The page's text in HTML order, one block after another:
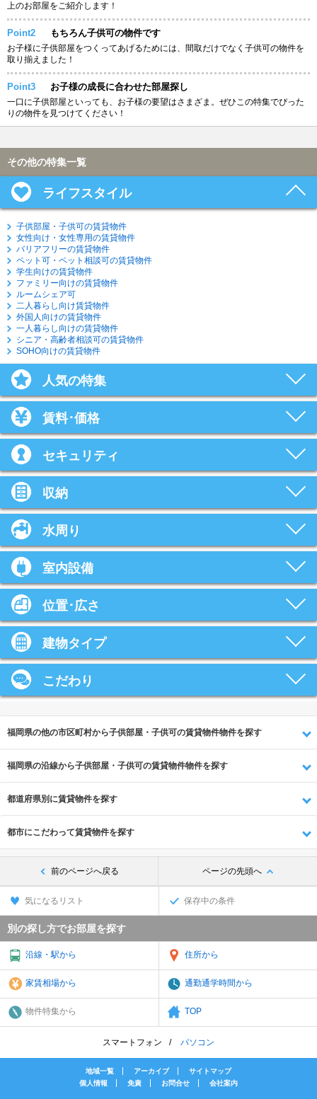
上のお部屋をご紹介します！
Point2 もちろん子供可の物件です
お子様に子供部屋をつくってあげるためには、間取だけでなく子供可の物件を
取り揃えました！
Point3 お子様の成長に合わせた部屋探し
一口に子供部屋といっても、お子様の要望はさまざま。ぜひこの特集でぴった
りの物件を見つけてください！
その他の特集一覧
ライフスタイル
子供部屋・子供可の賃貸物件
女性向け・女性専用の賃貸物件
バリアフリーの賃貸物件
ペット可・ペット相談可の賃貸物件
学生向けの賃貸物件
ファミリー向けの賃貸物件
ルームシェア可
二人暮らし向け賃貸物件
外国人向けの賃貸物件
一人暮らし向けの賃貸物件
シニア・高齢者相談可の賃貸物件
SOHO向けの賃貸物件
人気の特集
賃料･価格
セキュリティ
収納
水周り
室内設備
位置･広さ
建物タイプ
こだわり
福岡県の他の市区町村から子供部屋・子供可の賃貸物件物件を探す
福岡県の沿線から子供部屋・子供可の賃貸物件物件を探す
都道府県別に賃貸物件を探す
都市にこだわって賃貸物件を探す
前のページへ戻る ページの先頭へ
気になるリスト 保存中の条件
別の探し方でお部屋を探す
沿線・駅から 住所から
家賃相場から 通勤通学時間から
物件特集から TOP
スマートフォン パソコン
地域一覧 アーカイブ
サイトマップ
個人情報
免責 お問合せ 会社案内